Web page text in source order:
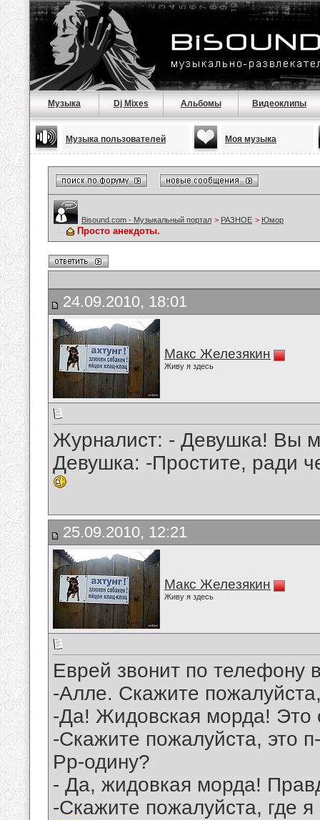
Музыка Dj Mixes Альбомы Видеоклипы
Музыка пользователей Моя музыка
Bisound.com - Музыкальный портал > РАЗНОЕ > Юмор
Просто анекдоты.
24.09.2010, 18:01
Макс Железякин
Живу я здесь
Журналист: - Девушка! Вы
Девушка: -Простите, ради
25.09.2010, 12:21
Макс Железякин
Живу я здесь
Еврей звонит по телефону
-Алле. Скажите
-Да! Жидовская морда! Это
-Скажите пожалуйста, это
Рр-одину?
- Да, жидовкая морда!
-Скажите пожалуйста, где